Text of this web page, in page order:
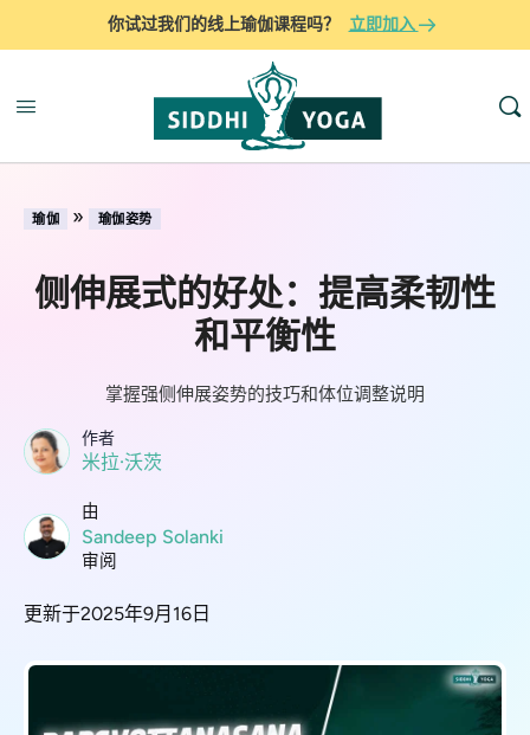
你试过我们的线上瑜伽课程吗？ 立即加入
瑜伽 » 瑜伽姿势
侧伸展式的好处：提高柔韧性
和平衡性
掌握强侧伸展姿势的技巧和体位调整说明
作者
米拉·沃茨
由
Sandeep Solanki
审阅
更新于2025年9月16日